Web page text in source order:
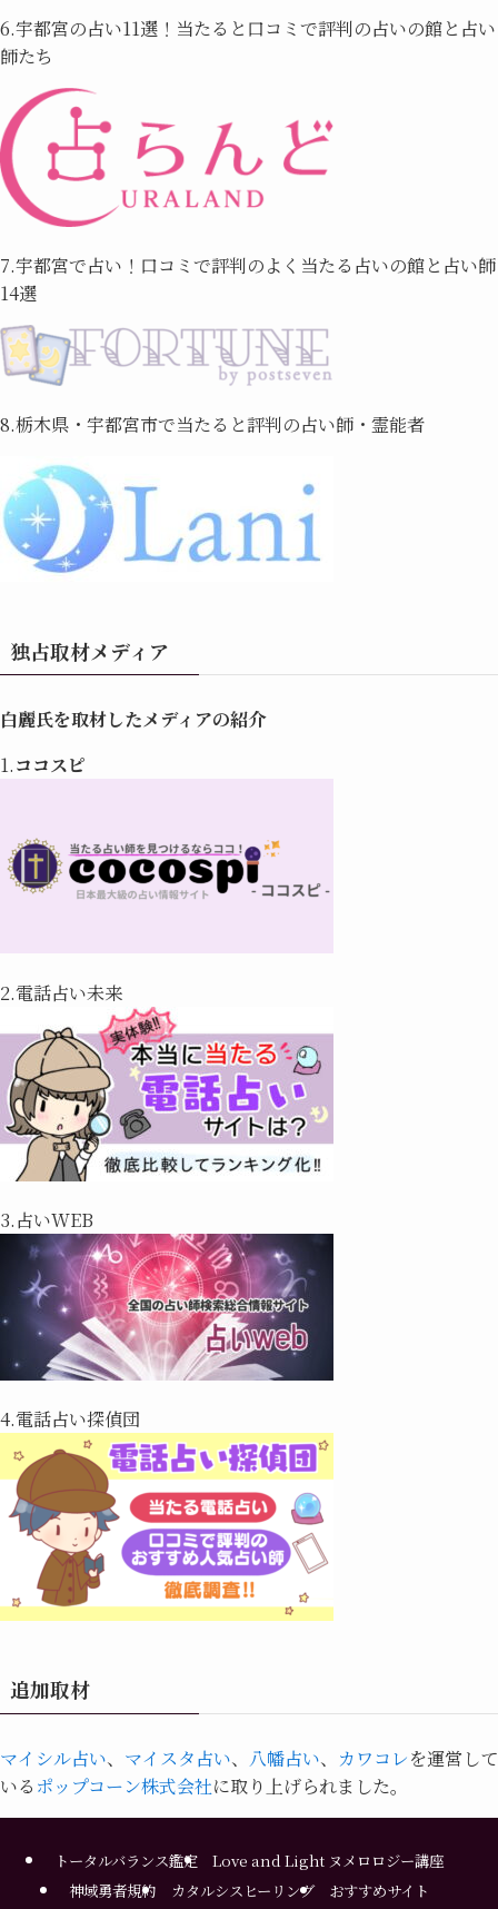
6.宇都宮の占い11選！当たると口コミで評判の占いの館と占い
師たち
7.宇都宮で占い！口コミで評判のよく当たる占いの館と占い師
14選
8.栃木県・宇都宮市で当たると評判の占い師・霊能者
独占取材メディア
白麗氏を取材したメディアの紹介
1.ココスピ
2.電話占い未来
3.占いWEB
4.電話占い探偵団
追加取材
マイシル占い、 マイスタ占い、 八幡占い、 カワコレを運営して
いる ポップコーン株式会社に取り上げられました。
トータルバランス鑑定
Love and Light ヌメロロジー講座
神域勇者規約
カタルシスヒーリング おすすめサイト